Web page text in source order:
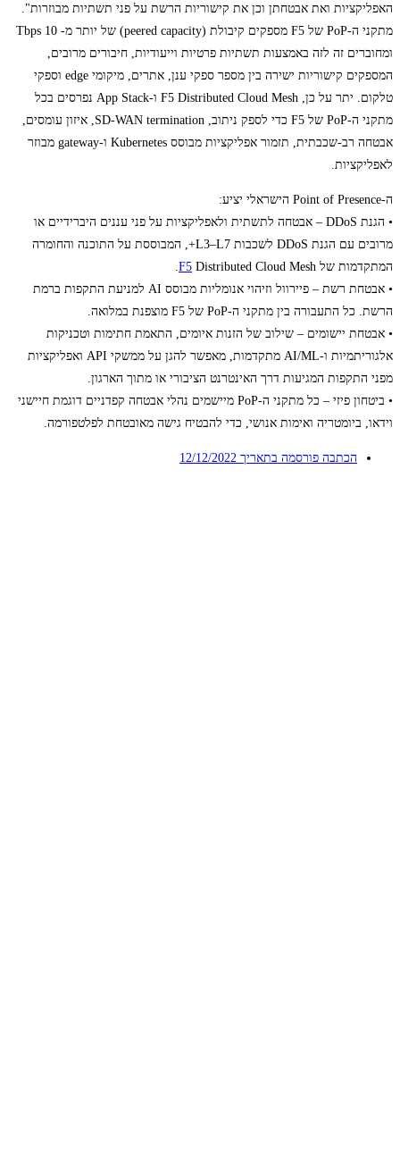
האפליקציות ואת אבטחתן וכן את קישוריות הרשת על פני תשתיות מבוזרות".
מתקני ה-PoP של F5 מספקים קיבולת (peered capacity) של יותר מ- 10 Tbps
ומחוברים זה לזה באמצעות תשתיות פרטיות וייעודיות, חיבורים מרובים,
המספקים קישוריות ישירה בין מספר ספקי ענן, אתרים, מיקומי edge וספקי
טלקום. יתר על כן, F5 Distributed Cloud Mesh ו-App Stack נפרסים בכל
מתקני ה-PoP של F5 כדי לספק ניתוב, SD-WAN termination, איזון עומסים,
אבטחה רב-שכבתית, תזמור אפליקציות מבוסס Kubernetes ו-gateway מבוזר
לאפליקציות.
ה-Point of Presence הישראלי יציע:
• הגנת DDoS – אבטחה לתשתית ולאפליקציות על פני עננים היברידיים או
מרובים עם הגנת DDoS לשכבות L3–L7+, המבוססת על התוכנה והחומרה
המתקדמות של
F5 Distributed Cloud Mesh.
• אבטחת רשת – פיירוול וזיהוי אנומליות מבוסס AI למניעת התקפות ברמת
הרשת. כל התעבורה בין מתקני ה-PoP של F5 מוצפנת במלואה.
• אבטחת יישומים – שילוב של הזנות איומים, התאמת חתימות וטכניקות
אלגוריתמיות ו-AI/ML מתקדמות, מאפשר להגן על ממשקי API ואפליקציות
מפני התקפות המגיעות דרך האינטרנט הציבורי או מתוך הארגון.
• ביטחון פיזי – כל מתקני ה-PoP מיישמים נהלי אבטחה קפדניים דוגמת חיישני
וידאו, ביומטריה ואימות אנושי, כדי להבטיח גישה מאובטחת לפלטפורמה.
הכתבה פורסמה בתאריך 12/12/2022